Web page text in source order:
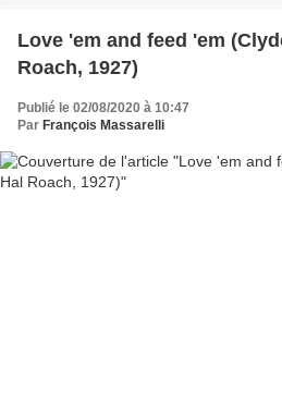
Love 'em and feed 'em
Roach, 1927)
Publié le 02/08/2020 à 10:47
Par François Massarelli